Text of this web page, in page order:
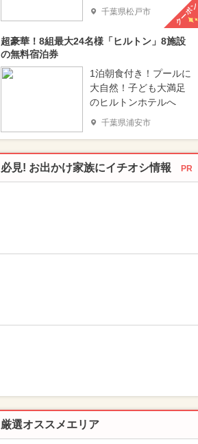
千葉県松戸市 クーポン
超豪華！8組最大24名様「ヒルトン」8施設
の無料宿泊券
1泊朝食付き！プールに
大自然！子ども大満足
のヒルトンホテルへ
千葉県浦安市
必見! お出かけ家族にイチオシ情報 PR
厳選オススメエリア